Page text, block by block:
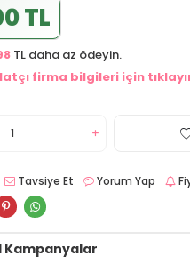
TL
TL daha az ödeyin.
firma bilgileri için
Tavsiye Et Yorum Yap
Kampanyalar